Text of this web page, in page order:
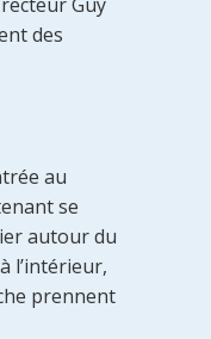
des
au
se
autour du
l’intérieur,
prennent